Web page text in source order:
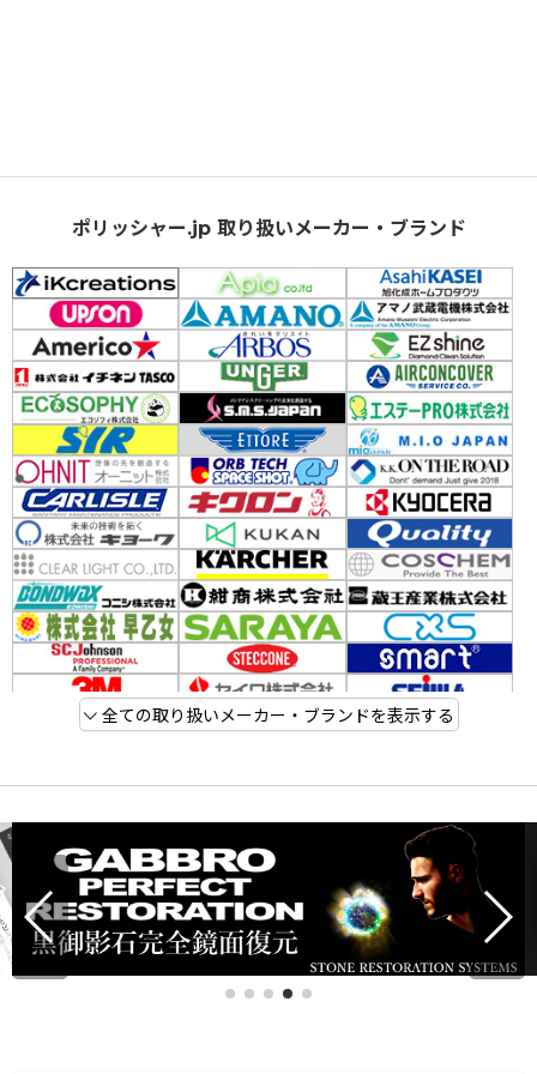
ポリッシャー.jp 取り扱いメーカー・ブランド
全ての取り扱いメーカー・ブランドを表示する